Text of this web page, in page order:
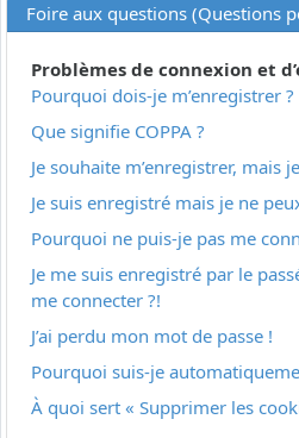
Foire aux questions (Questions
Problèmes de connexion et
Pourquoi dois-je m’enregistrer ?
Que signifie COPPA ?
Je souhaite m’enregistrer, mais
Je suis enregistré mais je ne
Pourquoi ne puis-je pas me
Je me suis enregistré par le
me connecter ?!
J’ai perdu mon mot de passe !
Pourquoi suis-je
À quoi sert « Supprimer les